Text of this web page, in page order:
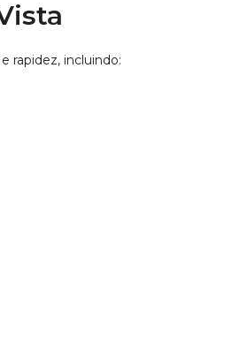
rapidez, incluindo: